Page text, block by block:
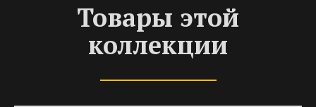
Товары этой
коллекции